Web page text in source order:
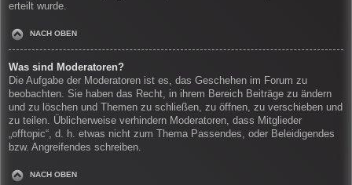
erteilt wurde.
NACH OBEN
Was sind Moderatoren?
Die Aufgabe der Moderatoren ist es, das Geschehen im Forum zu
beobachten. Sie haben das Recht, in ihrem Bereich Beiträge zu ändern
und zu löschen und Themen zu schließen, zu öffnen, zu verschieben und
zu teilen. Üblicherweise verhindern Moderatoren, dass Mitglieder
„offtopic“, d. h. etwas nicht zum Thema Passendes, oder Beleidigendes
bzw. Angreifendes schreiben.
NACH OBEN